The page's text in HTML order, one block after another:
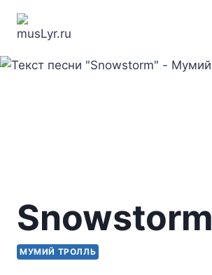
Snowstorm
МУМИЙ ТРОЛЛЬ